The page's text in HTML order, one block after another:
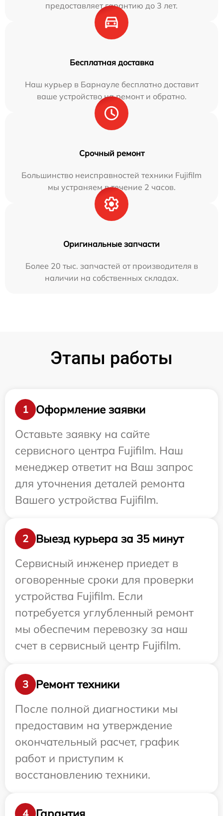
предоставляет гарантию до 3 лет.
Бесплатная доставка
Наш курьер в Барнауле бесплатно доставит
ваше устройство на ремонт и обратно.
Срочный ремонт
Большинство неисправностей техники Fujifilm
мы устраняем в течение 2 часов.
Оригинальные запчасти
Более 20 тыс. запчастей от производителя в
наличии на собственных складах.
Этапы работы
1
Оформление заявки
Оставьте заявку на сайте
сервисного центра Fujifilm. Наш
менеджер ответит на Ваш запрос
для уточнения деталей ремонта
Вашего устройства Fujifilm.
2
Выезд курьера за 35 минут
Сервисный инженер приедет в
оговоренные сроки для проверки
устройства Fujifilm. Если
потребуется углубленный ремонт
мы обеспечим перевозку за наш
счет в сервисный центр Fujifilm.
3
Ремонт техники
После полной диагностики мы
предоставим на утверждение
окончательный расчет, график
работ и приступим к
восстановлению техники.
4